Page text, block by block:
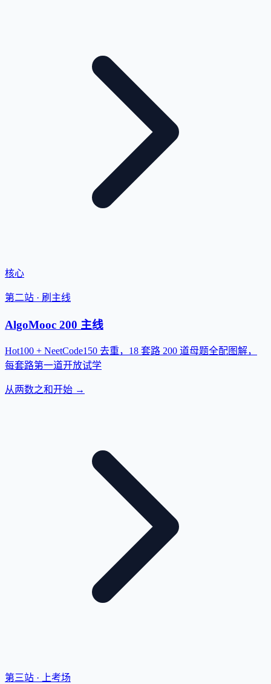
核心
第二站 · 刷主线
AlgoMooc 200 主线
Hot100 + NeetCode150 去重，18 套路 200 道母题全配图解，
每套路第一道开放试学
从两数之和开始 →
第三站 · 上考场